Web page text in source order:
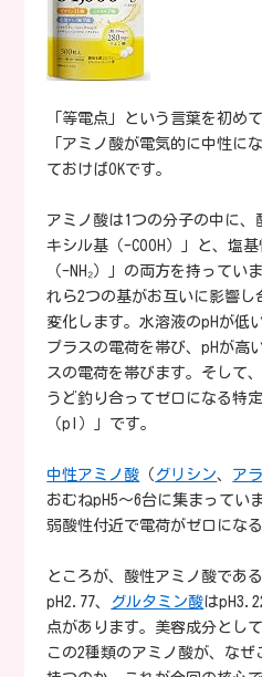
「等電点」という言葉を初め
「アミノ酸が電気的に中性に
ておけばOKです。
アミノ酸は1つの分子の中に
キシル基（-COOH）」と、塩
（-NH₂）」の両方を持ってい
れら2つの基がお互いに影響
変化します。水溶液のpHが低
プラスの電荷を帯び、pHが高
スの電荷を帯びます。そして
うど釣り合ってゼロになる特
（pI）」です。
中性アミノ酸 （ グリシン、 ア
おむねpH5〜6台に集まってい
弱酸性付近で電荷がゼロにな
ところが、酸性アミノ酸である
pH2.77、
グルタミン酸は
点があります。美容成分とし
この2種類のアミノ酸が、なぜ